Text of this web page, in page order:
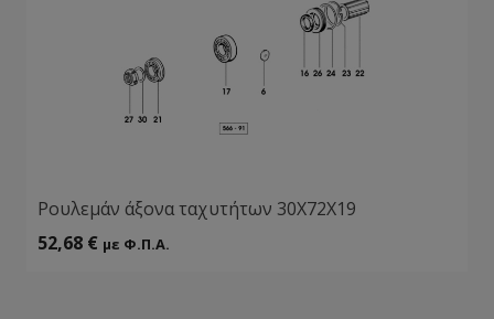
Ρουλεμάν άξονα ταχυτήτων 30Χ72Χ19
52,68 € με Φ.Π.Α.